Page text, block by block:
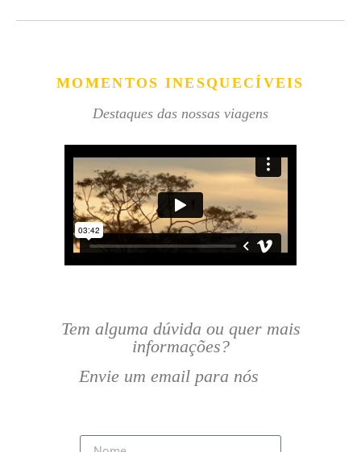
MOMENTOS INESQUECÍVEIS
Destaques das nossas viagens
Tem alguma dúvida ou quer mais
informações?
Envie um email para nós